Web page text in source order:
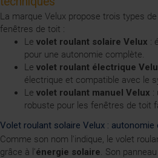
La marque Velux propose trois types
fenêtres de toit :
Le volet roulant solaire Velux :
pour une autonomie complète.
Le volet roulant électrique
électrique et compatible avec le
Le volet roulant manuel Velux :
robuste pour les fenêtres de toit
Volet roulant solaire Velux : autonomie
Comme son nom l'indique, le volet
grâce à l’énergie solaire . Son